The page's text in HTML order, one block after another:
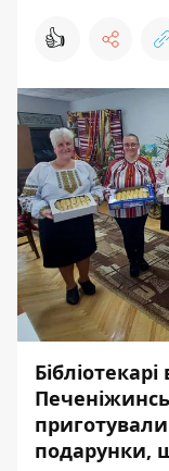
👍
подарунки,